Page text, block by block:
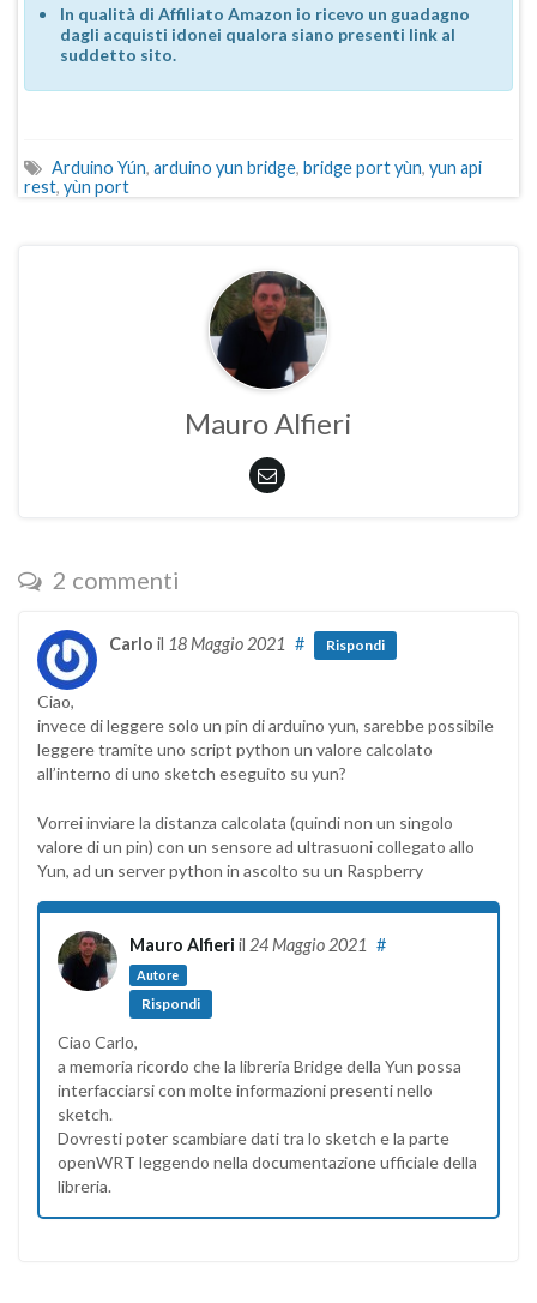
In qualità di Affiliato Amazon io ricevo un guadagno
dagli acquisti idonei qualora siano presenti link al
suddetto sito.
Arduino Yún, arduino yun bridge, bridge port yùn, yun api
rest, yùn port
Mauro Alfieri
2 commenti
Carlo il 18 Maggio 2021 # Rispondi
Ciao,
invece di leggere solo un pin di arduino yun, sarebbe possibile
leggere tramite uno script python un valore calcolato
all’interno di uno sketch eseguito su yun?
Vorrei inviare la distanza calcolata (quindi non un singolo
valore di un pin) con un sensore ad ultrasuoni collegato allo
Yun, ad un server python in ascolto su un Raspberry
Mauro Alfieri il 24 Maggio 2021
Autore
#
Rispondi
Ciao Carlo,
a memoria ricordo che la libreria Bridge della Yun possa
interfacciarsi con molte informazioni presenti nello
sketch.
Dovresti poter scambiare dati tra lo sketch e la parte
openWRT leggendo nella documentazione ufficiale della
libreria.